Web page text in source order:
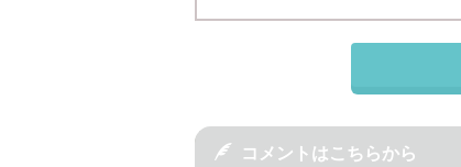
 コメントはこちらから